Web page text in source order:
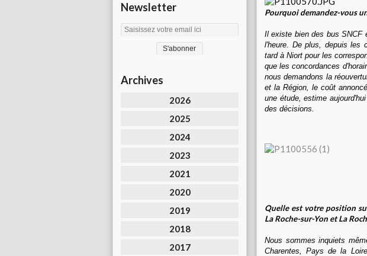
Newsletter
Archives
2026
2025
2024
2023
2021
2020
2019
2018
2017
Pourquoi demandez-vous
Il existe bien des bus SNCF
l'heure. De plus, depuis les
tard à Niort pour les
que les concordances
nous demandons la
et la Région, le coût
une étude, estime
des décisions.
Quelle est votre position
La Roche-sur-Yon et La
Nous sommes inquiets
Charentes, Pays de la